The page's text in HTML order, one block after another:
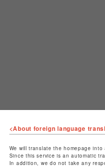
<About foreign language
We will translate the homepage
Since this service is an automatic
In addition, we do not take any